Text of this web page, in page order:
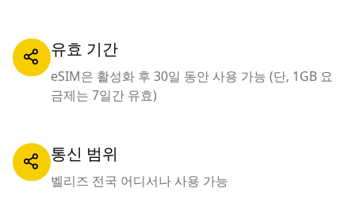
유효 기간
eSIM은 활성화 후 30일 동안 사용 가능 (단, 1GB 요
금제는 7일간 유효)
통신 범위
벨리즈 전국 어디서나 사용 가능